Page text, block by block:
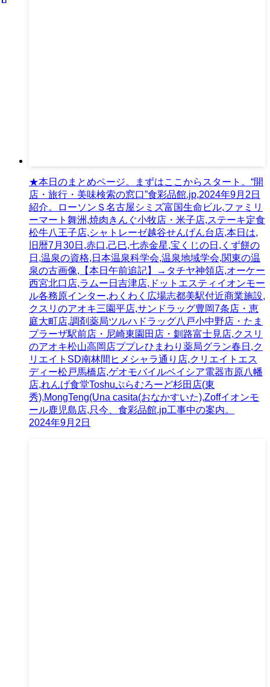
★本日のまとめページ。まずはここからスタート。“開
店・旅行・美味検索の窓口”食彩品館.jp,2024年9月2日
紹介。ローソンＳ名古屋シミズ富国生命ビル,ファミリ
ーマート舞洲,焼肉きんぐ小牧店・米子店,ステーキ定食
松牛八王子店,シャトレーゼ越谷せんげん台店,本日は,
旧暦7月30日,赤口,己巳,七赤金星,宝くじの日,くず餅の
日,温泉の資格,日本温泉科学会,温泉地域学会,関東の温
泉の古画像,【本日午前追記】→タチヤ神領店,オーケー
西宮北口店,ラムー日吉津店,ドットエスティイオンモー
ル各務原インター,わくわく広場志都美駅付近商業施設,
クスリのアオキ三園平店,サンドラッグ豊岡7条店・恵
庭大町店,調剤薬局ツルハドラッグ八戸小中野店・たま
プラーザ駅前店・尼崎東園田店・釧路富士見店,クスリ
のアオキ松山高岡店ププレひまわり薬局グラン春日,ク
リエイトSD南林間ヒメシャラ通り店,クリエイトエス
ディー松戸馬橋店,ゲオモバイルベイシア電器市原八幡
店,れんげ食堂Toshuぷらむろーど杉田店(東
秀),MongTeng(Una casita(おなかすいた),Zoffイオンモ
ール鹿児島店,只今、食彩品館.jp工事中の案内。
2024年9月2日